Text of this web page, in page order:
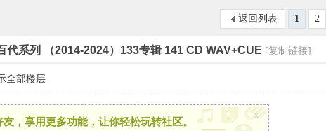
索
1 2
返回列表
代系列 （2014-2024）133专辑 141 CD WAV+CUE [复制链接]
全部楼层
，享用更多功能，让你轻松玩转社区。
x